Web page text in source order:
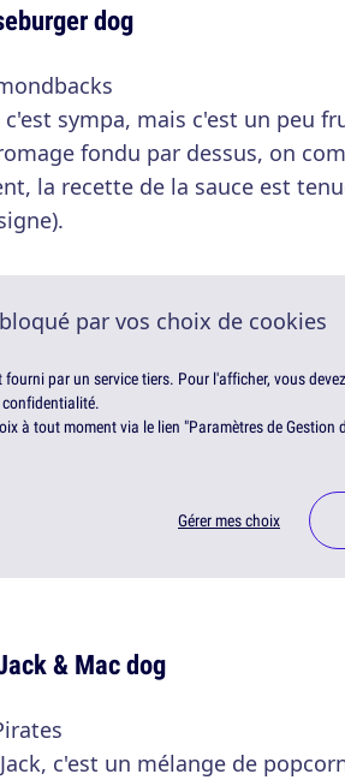
dog
sympa, mais c'est un peu
fondu par dessus, on
la recette de la sauce est
par vos choix de cookies
fourni par un service tiers. Pour l'afficher, vous
à tout moment via le lien "Paramètres de Gestion
Gérer mes choix
& Mac dog
c'est un mélange de